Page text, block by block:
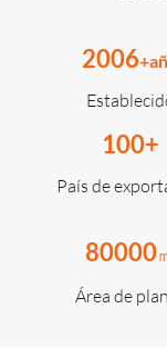
2006
100+
País de
80000
Área de